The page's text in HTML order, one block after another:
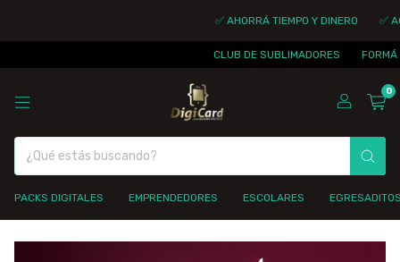
✅ AHORRÁ TIEMPO Y DINERO ✅
CLUB DE SUBLIMADORES FORMÁ
0
PACKS DIGITALES EMPRENDEDORES ESCOLARES